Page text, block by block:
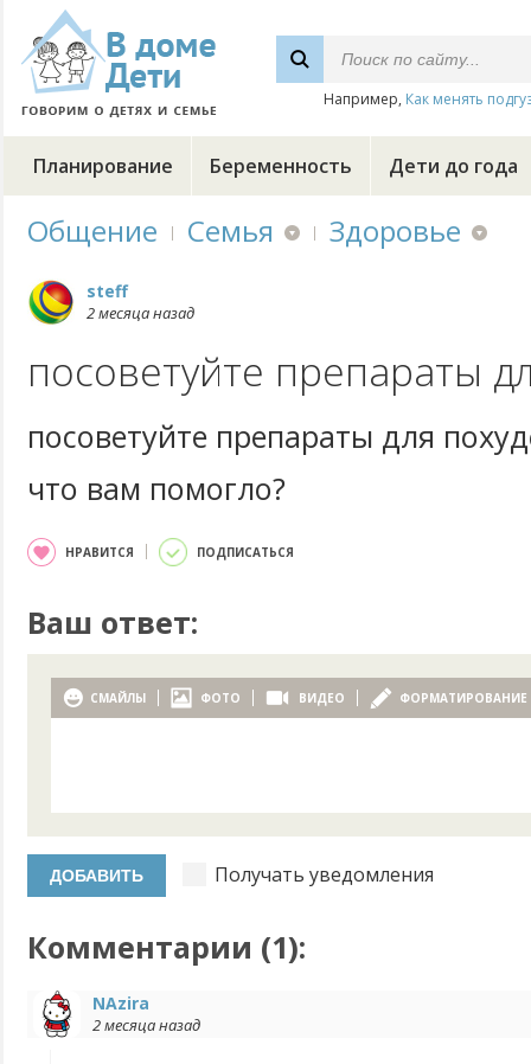
Например, Как менять
Планирование Беременность Дети до года
Общение Семья Здоровье
steff
2 месяца назад
посоветуйте препараты
посоветуйте препараты для
что вам помогло?
НРАВИТСЯ ПОДПИСАТЬСЯ
Ваш ответ:
СМАЙЛЫ ФОТО ВИДЕО ФОРМАТИРОВАНИЕ
Получать уведомления
Комментарии (1):
NAzira
2 месяца назад